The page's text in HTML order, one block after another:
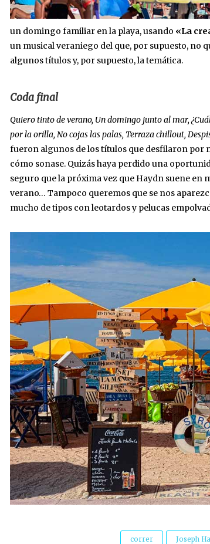
un domingo familiar en la playa, usando «La
un musical veraniego del que, por supuesto, no
algunos títulos y, por supuesto, la temática.
Coda final
Quiero tinto de verano, Un domingo junto al mar,
por la orilla, No cojas las palas, Terraza chillout,
fueron algunos de los títulos que desfilaron por
cómo sonase. Quizás haya perdido una
seguro que la próxima vez que Haydn suene
verano… Tampoco queremos que se nos
mucho de tipos con leotardos y pelucas
correr Joseph